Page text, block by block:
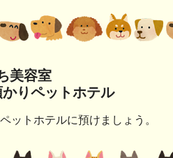
美容室
りペットホテル
ットホテルに預けましょう。